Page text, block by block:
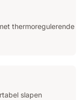
thermoregulerende
slapen